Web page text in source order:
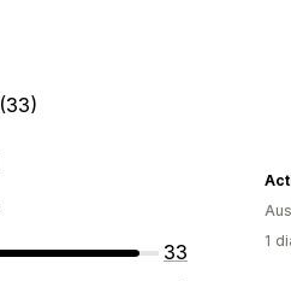
(33)
33
1